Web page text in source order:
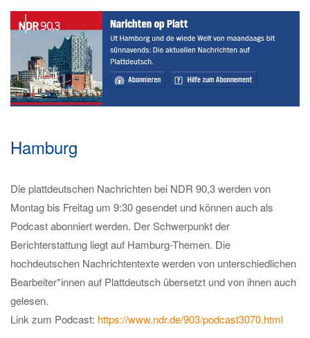
Hamburg
Die plattdeutschen Nachrichten bei NDR 90,3 werden von
Montag bis Freitag um 9:30 gesendet und können auch als
Podcast abonniert werden. Der Schwerpunkt der
Berichterstattung liegt auf Hamburg-Themen. Die
hochdeutschen Nachrichtentexte werden von unterschiedlichen
Bearbeiter*innen auf Plattdeutsch übersetzt und von ihnen auch
gelesen.
Link zum Podcast: https://www.ndr.de/903/podcast3070.html